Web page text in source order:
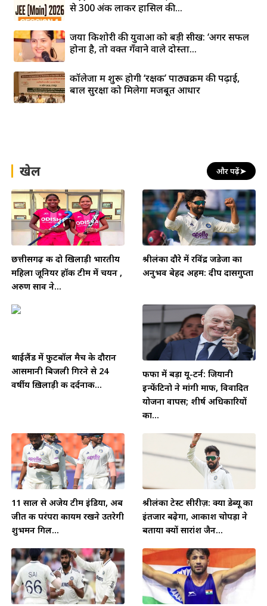
से 300 अंक लाकर हासिल की...
जया किशोरी की युवाओं को बड़ी सीख: ‘अगर सफल
होना है, तो वक्त गँवाने वाले दोस्तों...
कॉलेजों में शुरू होगी ‘रक्षक’ पाठ्यक्रम की पढ़ाई,
बाल सुरक्षा को मिलेगा मजबूत आधार
खेल और पढ़ें➤
छत्तीसगढ़ की दो खिलाड़ी भारतीय
महिला जूनियर हॉकी टीम में चयन ,
अरुण साव ने...
श्रीलंका दौरे में रविंद्र जडेजा का
अनुभव बेहद अहम: दीप दासगुप्ता
थाईलैंड में फुटबॉल मैच के दौरान
आसमानी बिजली गिरने से 24
वर्षीय ख़िलाड़ी की दर्दनाक...
फीफा में बड़ा यू-टर्न: जियानी
इन्फेंटिनो ने मांगी माफी, विवादित
योजना वापस; शीर्ष अधिकारियों
का...
11 साल से अजेय टीम इंडिया, अब
जीत की परंपरा कायम रखने उतरेगी
शुभमन गिल...
श्रीलंका टेस्ट सीरीज़: क्या डेब्यू का
इंतजार बढ़ेगा, आकाश चोपड़ा ने
बताया क्यों सारांश जैन...